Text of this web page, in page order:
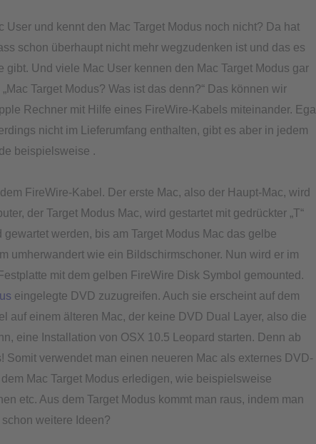
User und kennt den Mac Target Modus noch nicht? Da hat
schon überhaupt nicht mehr wegzudenken ist und das es
Und viele Mac User kennen den Mac Target Modus gar
Target Modus? Was ist das denn?“ Das können wir
Rechner mit Hilfe eines FireWire-Kabels miteinander. Egal
nicht im Lieferumfang enthalten, gibt es aber in jedem
beispielsweise .
FireWire-Kabel. Der erste Mac, also der Haupt-Mac, wird
der Target Modus Mac, wird gestartet mit gedrückter „T“
werden, bis am Target Modus Mac das gelbe
umherwandert wie ein Bildschirmschoner. Nun wird er im
mit dem gelben FireWire Disk Symbol gemounted.
eingelegte DVD zuzugreifen. Auch sie erscheint auf dem
auf einem älteren Mac, der keine DVD Dual Layer, also die
eine Installation von OSX 10.5 Leopard starten. Denn ab
Somit verwendet man einen neueren Mac als externes DVD-
Mac Target Modus erledigen, wie beispielsweise
etc. Aus dem Target Modus kommt man raus, indem man
weitere Ideen?